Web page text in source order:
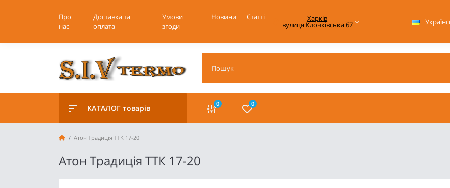
Про
нас
Доставка та
оплата
Умови
згоди
Новини Статті Харків
вулиця Клочківська 67
КАТАЛОГ товарів 0 0
Атон Традиція ТТК 17-20
Атон Традиція ТТК 17-20